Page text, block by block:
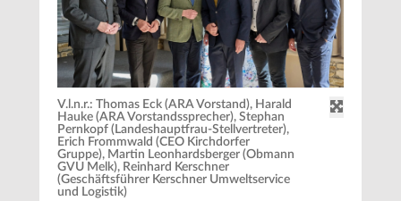
V.l.n.r.: Thomas Eck (ARA Vorstand), Harald
Hauke (ARA Vorstandssprecher), Stephan
Pernkopf (Landeshauptfrau-Stellvertreter),
Erich Frommwald (CEO Kirchdorfer
Gruppe), Martin Leonhardsberger (Obmann
GVU Melk), Reinhard Kerschner
(Geschäftsführer Kerschner Umweltservice
und Logistik)